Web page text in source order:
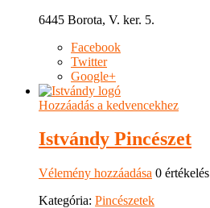
6445 Borota, V. ker. 5.
Facebook
Twitter
Google+
Hozzáadás a kedvencekhez
Istvándy Pincészet
Vélemény hozzáadása 0 értékelés
Kategória: Pincészetek